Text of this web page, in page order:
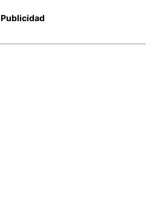
Publicidad